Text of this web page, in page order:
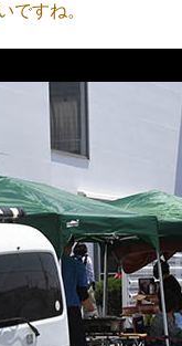
ですね。